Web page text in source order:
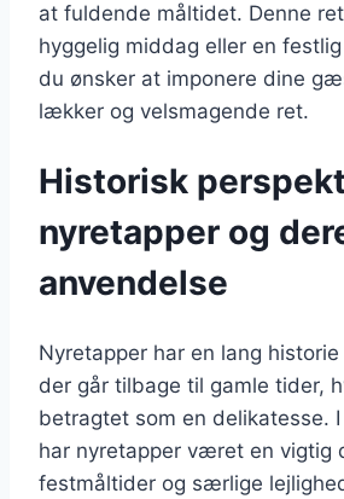
at fuldende måltidet. Denne
hyggelig middag eller en
du ønsker at imponere dine
lækker og velsmagende ret.
Historisk
nyretapper og
anvendelse
Nyretapper har en lang
der går tilbage til gamle tider,
betragtet som en delikatesse.
har nyretapper været en vigtig
festmåltider og særlige